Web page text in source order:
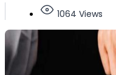
1064 Views